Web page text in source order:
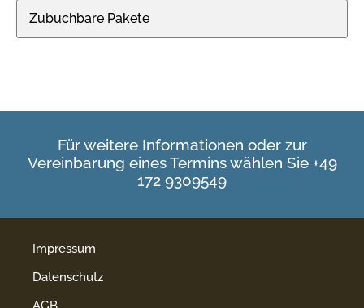
Zubuchbare Pakete
Für weitere Informationen oder zur
Vereinbarung eines Termins wählen Sie +49
172 9309549
Impressum
Datenschutz